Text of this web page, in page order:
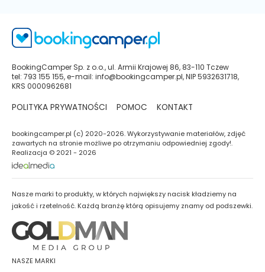
BookingCamper Sp. z o.o., ul. Armii Krajowej 86, 83-110 Tczew
tel: 793 155 155, e-mail: info@bookingcamper.pl, NIP 5932631718,
KRS 0000962681
POLITYKA PRYWATNOŚCI POMOC KONTAKT
bookingcamper.pl (c) 2020-2026. Wykorzystywanie materiałów, zdjęć
zawartych na stronie możliwe po otrzymaniu odpowiedniej zgody!.
Realizacja © 2021 - 2026
Nasze marki to produkty, w których największy nacisk kładziemy na
jakość i rzetelność. Każdą branżę którą opisujemy znamy od podszewki.
NASZE MARKI